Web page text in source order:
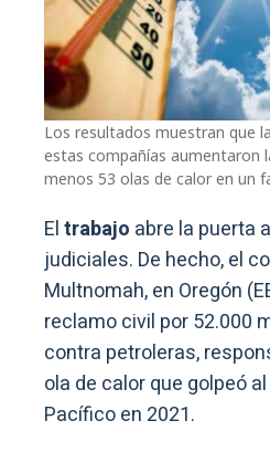
Los resultados muestran que
estas compañías aumentaron
menos 53 olas de calor en un
Eltrabajo abre la puerta
judiciales. De hecho, el
Multnomah, en Oregón
reclamo civil por 52.000
contra petroleras,
ola de calor que golpeó
Pacífico en 2021.